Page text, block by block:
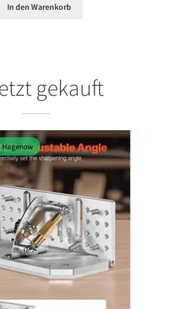
In den Warenkorb
gekauft
Hagenow